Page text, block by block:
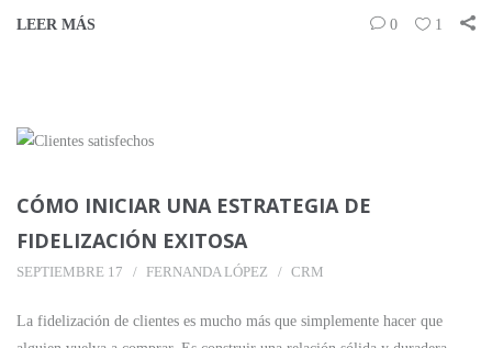
LEER MÁS 0 1
CÓMO INICIAR UNA ESTRATEGIA DE
FIDELIZACIÓN EXITOSA
SEPTIEMBRE 17 FERNANDA LÓPEZ CRM
La fidelización de clientes es mucho más que simplemente hacer que